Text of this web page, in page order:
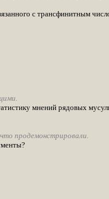
с трансфинитным
мнений рядовых
продемонстрировали.